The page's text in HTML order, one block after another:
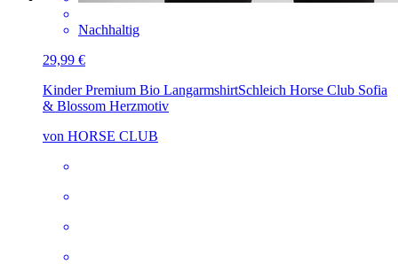
Nachhaltig
29,99 €
Kinder Premium Bio LangarmshirtSchleich Horse Club Sofia
& Blossom Herzmotiv
von HORSE CLUB